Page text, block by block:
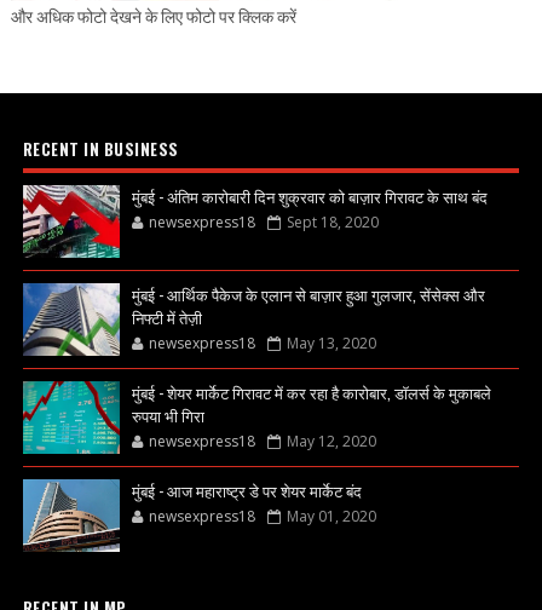
और अधिक फोटो देखने के लिए फोटो पर क्लिक करें
RECENT IN BUSINESS
मुंबई - अंतिम कारोबारी दिन शुक्रवार को बाज़ार गिरावट के साथ बंद
newsexpress18 Sept 18, 2020
मुंबई - आर्थिक पैकेज के एलान से बाज़ार हुआ गुलजार, सेंसेक्स और
निफ्टी में तेज़ी
newsexpress18 May 13, 2020
मुंबई - शेयर मार्केट गिरावट में कर रहा है कारोबार, डॉलर्स के मुकाबले
रुपया भी गिरा
newsexpress18 May 12, 2020
मुंबई - आज महाराष्ट्र डे पर शेयर मार्केट बंद
newsexpress18 May 01, 2020